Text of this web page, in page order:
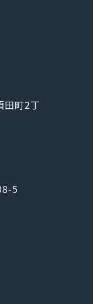
田町2丁
5